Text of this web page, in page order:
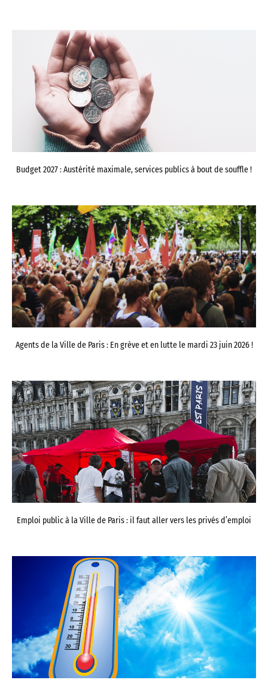
Budget 2027 : Austérité maximale, services publics à bout de souffle !
Agents de la Ville de Paris : En grève et en lutte le mardi 23 juin 2026 !
Emploi public à la Ville de Paris : il faut aller vers les privés d’emploi